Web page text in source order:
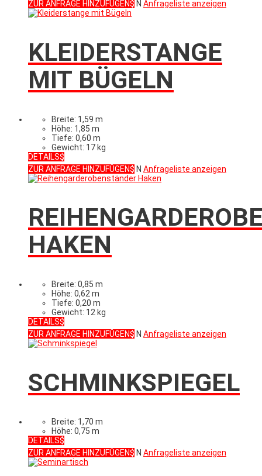
ZUR ANFRAGE HINZUFÜGEN N Anfrageliste anzeigen
KLEIDERSTANGE
MIT BÜGELN
Breite: 1,59 m
Höhe: 1,85 m
Tiefe: 0,60 m
Gewicht: 17 kg
DETAILS
ZUR ANFRAGE HINZUFÜGEN
N Anfrageliste anzeigen
HAKEN
Breite: 0,85 m
Höhe: 0,62 m
Tiefe: 0,20 m
Gewicht: 12 kg
DETAILS
ZUR ANFRAGE HINZUFÜGEN
N Anfrageliste anzeigen
SCHMINKSPIEGEL
Breite: 1,70 m
Höhe: 0,75 m
DETAILS
ZUR ANFRAGE HINZUFÜGEN
N Anfrageliste anzeigen